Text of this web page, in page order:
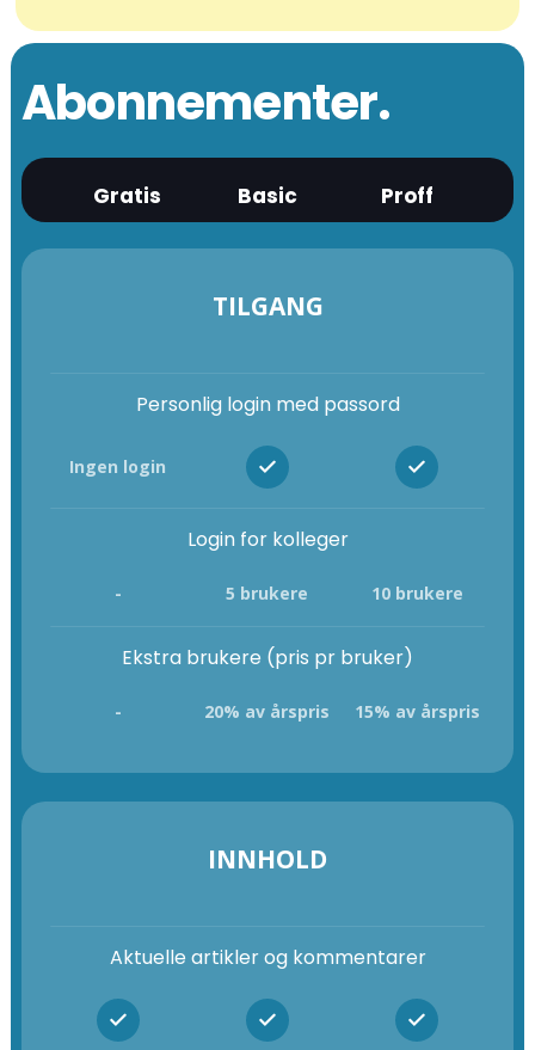
Abonnementer.
Gratis Basic Proff
TILGANG
Personlig login med passord
Ingen login
Login for kolleger
- 5 brukere 10 brukere
Ekstra brukere (pris pr bruker)
- 20% av årspris 15% av årspris
INNHOLD
Aktuelle artikler og kommentarer